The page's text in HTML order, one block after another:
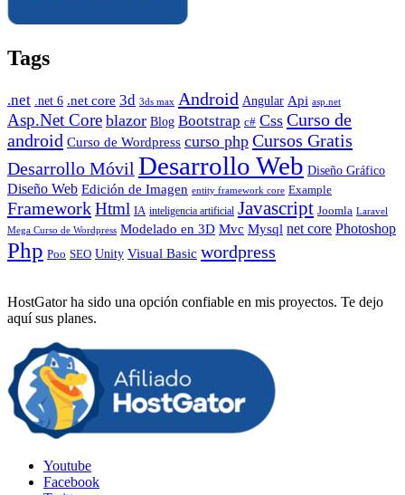
Tags
.net .net 6 .net core 3d 3ds max Android Angular Api asp.net
Asp.Net Core blazor Blog Bootstrap c# Css Curso de
android Curso de Wordpress curso php Cursos Gratis
Desarrollo Móvil Desarrollo Web Diseño Gráfico
Diseño Web Edición de Imagen entity framework core Example
FrameworkHtml IA inteligencia artificial Javascript Joomla Laravel
Mega Curso de Wordpress Modelado en 3D Mvc Mysql net core Photoshop
Php Poo SEO Unity Visual Basic wordpress
HostGator ha sido una opción confiable en mis proyectos. Te dejo
aquí sus planes.
Youtube
Facebook